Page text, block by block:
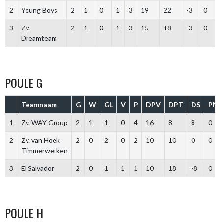
2 Young Boys 2 1 0 1 3 19 22 -3 0
3
Zv.
Dreamteam
2 1 0 1 3 15 18 -3 0
POULE G
Teamnaam G W GL V P DPV DPT DS PM
1 Zv. WAY Group 2 1 1 0 4 16 8 8 0
2
Zv. van Hoek
Timmerwerken
2 0 2 0 2 10 10 0 0
3 El Salvador 2 0 1 1 1 10 18 -8 0
POULE H